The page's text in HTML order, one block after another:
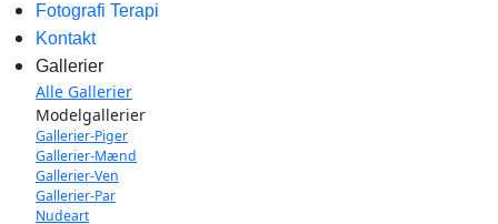
Fotografi Terapi
Kontakt
Gallerier
Alle Gallerier
Modelgallerier
Gallerier-Piger
Gallerier-Mænd
Gallerier-Ven
Gallerier-Par
Nudeart